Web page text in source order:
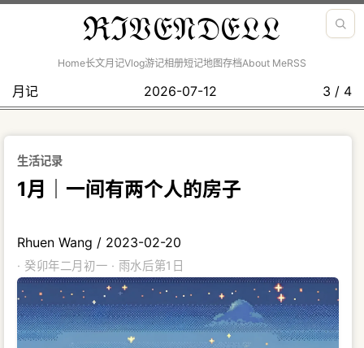
ℜℑ𝔙𝔈𝔑𝔇𝔈𝔏𝔏
Home长文月记Vlog游记相册短记地图存档About MeRSS
月记 2026-07-12 3 / 4
生活记录
1月｜一间有两个人的房子
Rhuen Wang / 2023-02-20
· 癸卯年二月初一 · 雨水后第1日